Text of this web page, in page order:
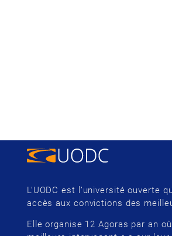
L’UODC est l’université ouverte
accès aux convictions des
Elle organise 12 Agoras par an